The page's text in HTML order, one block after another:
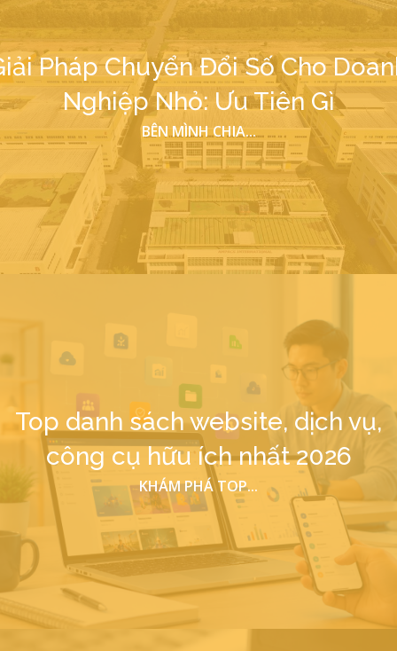
Pháp Chuyển Đổi Số Cho
Nghiệp Nhỏ: Ưu Tiên Gì
BÊN MÌNH CHIA...
Top danh sách website, dịch vụ,
công cụ hữu ích nhất 2026
KHÁM PHÁ TOP...